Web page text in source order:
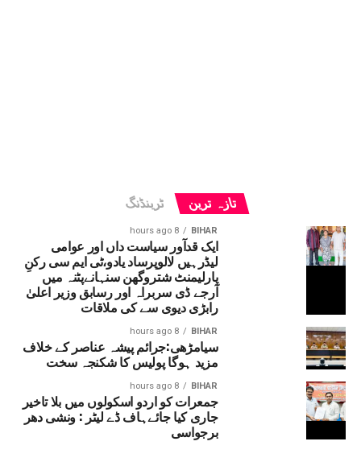
تازہ ترین ٹرینڈنگ
BIHAR
8 hours ago
ایک قدآور سیاست داں اور عوامی
لیڈرہیں لالوپرساد یادو،ٹی ایم سی رکنِ
پارلیمنٹ شتروگھن سنہانےپٹنہ میں
آرجے ڈی سربراہ اور رسابق وزیر اعلیٰ
رابڑی دیوی سے کی ملاقات
BIHAR
8 hours ago
سیامڑھی:جرائم پیشہ عناصر کے خلاف
مزید ہوگا پولیس کا شکنجہ سخت
BIHAR
8 hours ago
جمعرات کو اردو اسکولوں میں بلا تاخیر
جاری کیا جائےہاف ڈے لیٹر : ونشی دھر
برجواسی